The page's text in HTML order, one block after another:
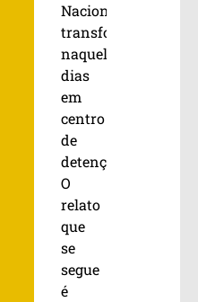
Nacional,
transformado
naqueles
dias
em
centro
de
detenção.
O
relato
que
se
segue
é